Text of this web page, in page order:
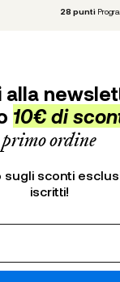
28 punti
alla
10€ di
primo ordine
sugli sconti
iscritti!